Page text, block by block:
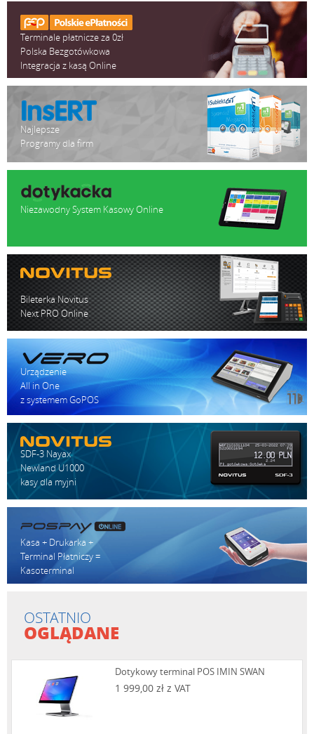
Kolor
Metaliczny
Opcje
Drugi ekran:
10.1”1280×800
Terminale płatnicze za 0zł
Polska Bezgotówkowa
Integracja z kasą Online
Najlepsze
Programy dla firm
Niezawodny System Kasowy Online
Bileterka Novitus
Next PRO Online
Urządzenie
All in One
z systemem GoPOS
SDF-3 Nayax
Newland U1000
kasy dla myjni
Kasa + Drukarka +
Terminal Płatniczy =
Kasoterminal
OSTATNIO
OGLĄDANE
Dotykowy terminal POS IMIN SWAN
1 999,00 zł z VAT